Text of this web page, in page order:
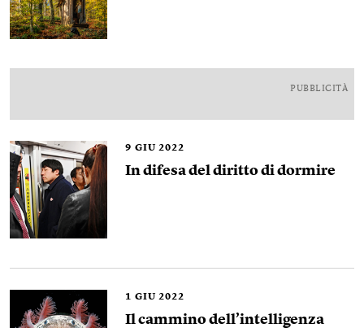
PUBBLICITÀ
9 GIU 2022
In difesa del diritto di dormire
1 GIU 2022
Il cammino dell’intelligenza